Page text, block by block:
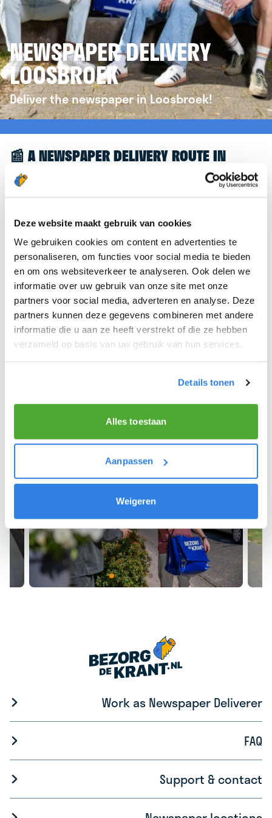
Deze website maakt gebruik van cookies
We gebruiken cookies om content en advertenties te
personaliseren, om functies voor social media te bieden
en om ons websiteverkeer te analyseren. Ook delen we
informatie over uw gebruik van onze site met onze
partners voor social media, adverteren en analyse. Deze
partners kunnen deze gegevens combineren met andere
informatie die u aan ze heeft verstrekt of die ze hebben
verzameld op basis van uw gebruik van hun services.
Details tonen
Alles toestaan
Aanpassen
Weigeren
NEWSPAPER DELIVERY
LOOSBROEK
Deliver the newspaper in Loosbroek!
📰 A NEWSPAPER DELIVERY ROUTE IN
LOOSBROEK
Great to see you're interested in a newspaper
we’d like to refer you to thekrantenbezorgen.nl
website. There, you can easily sign up to deliver
newspapers in Loosbroek.
We hope you can get started soon and wish you
the best of luck! 🚴‍♂️💨
Work as Newspaper Deliverer
FAQ
Support & contact